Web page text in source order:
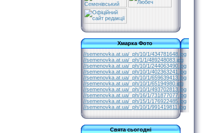
Хмарка Фото
//semenovka.at.ua/_ph/10/1/434781648.jpg
//semenovka.at.ua/_ph/1/1/489248083.jpg
//semenovka.at.ua/_ph/10/1/244063490.jpg
//semenovka.at.ua/_ph/10/1/402363241.jpg
//semenovka.at.ua/_ph/10/1/659639413.jpg
//semenovka.at.ua/_ph/10/1/65194980.jpg
//semenovka.at.ua/_ph/10/1/493702813.jpg
//semenovka.at.ua/_ph/16/1/731877077.jpg
//semenovka.at.ua/_ph/15/1/176922485.jpg
//semenovka.at.ua/_ph/10/1/991419811.jpg
Свята сьогодні